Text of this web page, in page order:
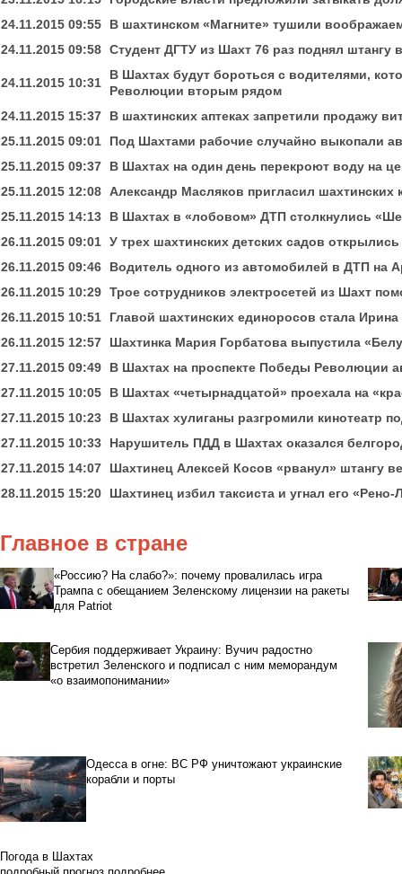
24.11.2015 09:55
В шахтинском «Магните» тушили
24.11.2015 09:58 Студент ДГТУ из Шахт 76 раз поднял штангу
24.11.2015 10:31
В Шахтах будут бороться с водителями,
Революции вторым рядом
24.11.2015 15:37
В шахтинских аптеках запретили продажу
25.11.2015 09:01
Под Шахтами рабочие случайно выкопали
25.11.2015 09:37
В Шахтах на один день перекроют воду на
25.11.2015 12:08 Александр Масляков пригласил
25.11.2015 14:13
В Шахтах в «лобовом» ДТП столкнулись
26.11.2015 09:01 У трех шахтинских детских садов
26.11.2015 09:46
Водитель одного из автомобилей в ДТП на
26.11.2015 10:29 Трое сотрудников электросетей из Шахт
26.11.2015 10:51
Главой шахтинских единоросов стала
26.11.2015 12:57
Шахтинка Мария Горбатова выпустила
27.11.2015 09:49
В Шахтах на проспекте Победы Революции
27.11.2015 10:05
В Шахтах «четырнадцатой» проехала на
27.11.2015 10:23
В Шахтах хулиганы разгромили кинотеатр
27.11.2015 10:33
Нарушитель ПДД в Шахтах оказался
27.11.2015 14:07
Шахтинец Алексей Косов «рванул» штангу
28.11.2015 15:20
Шахтинец избил таксиста и угнал его «Рено-
Главное в стране
«Россию? На слабо?»: почему провалилась игра
Трампа с обещанием Зеленскому лицензии на ракеты
для Patriot
Сербия поддерживает Украину: Вучич радостно
встретил Зеленского и подписал с ним меморандум
«о взаимопонимании»
Одесса в огне: ВС РФ уничтожают украинские
корабли и порты
Погода в Шахтах